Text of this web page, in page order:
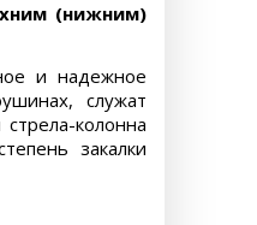
(нижним)
и надежное
служат
колонна
закалки